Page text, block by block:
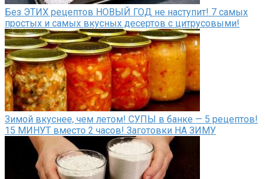
Без ЭТИХ рецептов НОВЫЙ ГОД не наступит! 7 самых
простых и самых вкусных десертов с цитрусовыми!
Зимой вкуснее, чем летом! СУПЫ в банке — 5 рецептов!
15 МИНУТ вместо 2 часов! Заготовки НА ЗИМУ